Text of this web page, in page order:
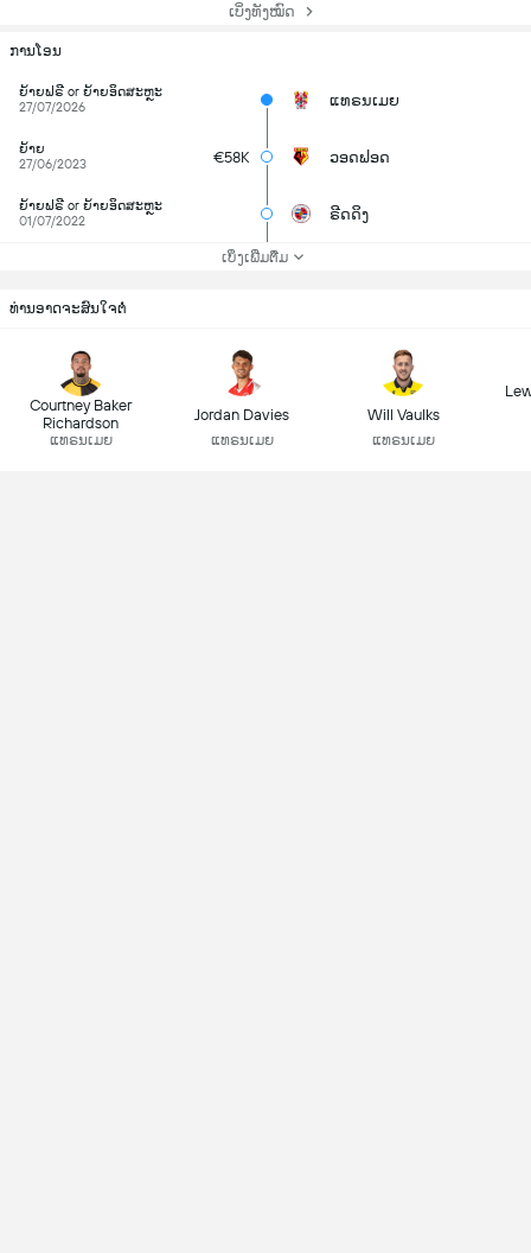
ເບິ່ງທັງໝົດ
ການໂອນ
ຍ້າຍຟຣີ or ຍ້າຍອິດສະຫຼະ
27/07/2026
ແທຣນເມຍ
ຍ້າຍ
27/06/2023
€58K ວອດຟອດ
ຍ້າຍຟຣີ or ຍ້າຍອິດສະຫຼະ
01/07/2022
ຣີດດິງ
ເບິ່ງເພີ່ມຕື່ມ
ທ່ານອາດຈະສົນໃຈຕໍ່
Courtney Baker
Richardson
ແທຣນເມຍ
Jordan Davies
ແທຣນເມຍ
Will Vaulks
ແທຣນເມຍ